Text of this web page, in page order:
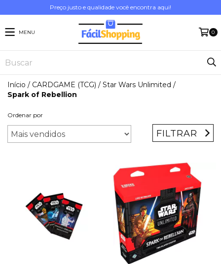
Preço justo e qualidade você encontra aqui!
MENU 0
Início / CARDGAME (TCG) / Star Wars Unlimited /
Spark of Rebellion
Ordenar por
FILTRAR